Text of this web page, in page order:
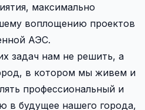
максимально
воплощению проектов
АЭС.
задач нам не решить, а
в котором мы живем и
профессиональный и
в будущее нашего города,